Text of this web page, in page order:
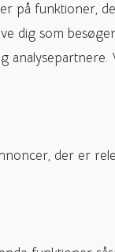
på funktioner,
dig som
der er